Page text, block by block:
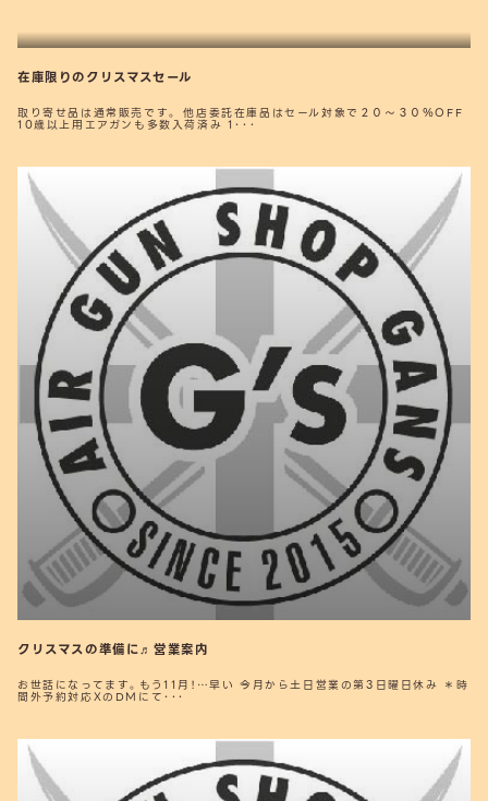
在庫限りのクリスマスセール
取り寄せ品は通常販売です。 他店委託在庫品はセール対象で２０～３０％OFF
10歳以上用エアガンも多数入荷済み 1･･･
クリスマスの準備に♬営業案内
お世話になってます。もう11月！…早い 今月から土日営業の第3日曜日休み ＊時
間外予約対応XのDMにて･･･